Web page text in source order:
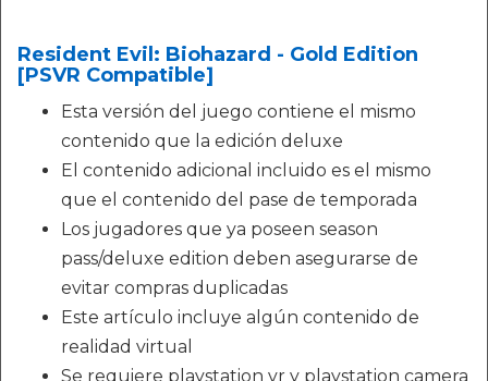
Resident Evil: Biohazard - Gold Edition
[PSVR Compatible]
Esta versión del juego contiene el mismo
contenido que la edición deluxe
El contenido adicional incluido es el mismo
que el contenido del pase de temporada
Los jugadores que ya poseen season
pass/deluxe edition deben asegurarse de
evitar compras duplicadas
Este artículo incluye algún contenido de
realidad virtual
Se requiere playstation vr y playstation camera